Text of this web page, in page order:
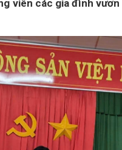
viên các gia đình